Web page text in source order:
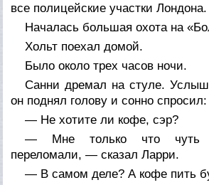
все полицейские участки Лондона.
Началась большая охота на
Хольт поехал домой.
Было около трех часов ночи.
Санни дремал на стуле.
он поднял голову и сонно спросил:
— Не хотите ли кофе, сэр?
— Мне только что чуть
переломали, — сказал Ларри.
— В самом деле? А кофе пить